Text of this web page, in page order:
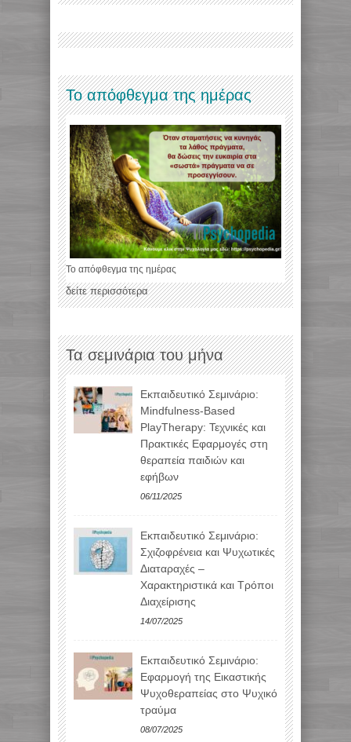
Το απόφθεγμα της ημέρας
Το απόφθεγμα της ημέρας
δείτε περισσότερα
Τα σεμινάρια του μήνα
Εκπαιδευτικό Σεμινάριο:
Mindfulness-Based
PlayTherapy: Τεχνικές και
Πρακτικές Εφαρμογές στη
θεραπεία παιδιών και
εφήβων
06/11/2025
Εκπαιδευτικό Σεμινάριο:
Σχιζοφρένεια και Ψυχωτικές
Διαταραχές –
Χαρακτηριστικά και Τρόποι
Διαχείρισης
14/07/2025
Εκπαιδευτικό Σεμινάριο:
Εφαρμογή της Εικαστικής
Ψυχοθεραπείας στο Ψυχικό
τραύμα
08/07/2025